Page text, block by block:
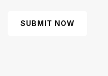
SUBMIT NOW